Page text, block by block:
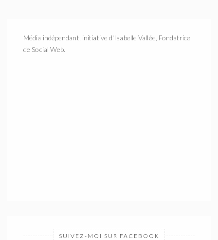
Média indépendant, initiative d'Isabelle Vallée, Fondatrice
de Social Web.
SUIVEZ-MOI SUR FACEBOOK